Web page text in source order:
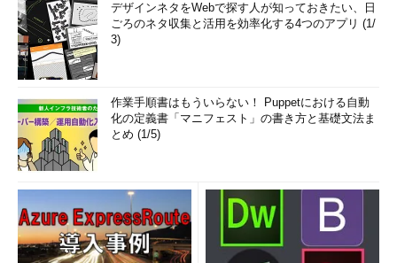
デザインネタをWebで探す人が知っておきたい、日
ごろのネタ収集と活用を効率化する4つのアプリ (1/
3)
作業手順書はもういらない！ Puppetにおける自動
化の定義書「マニフェスト」の書き方と基礎文法ま
とめ (1/5)